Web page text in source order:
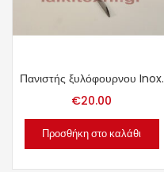
Πανιστής ξυλόφουρνου Inox.
€20.00
Προσθήκη στο καλάθι